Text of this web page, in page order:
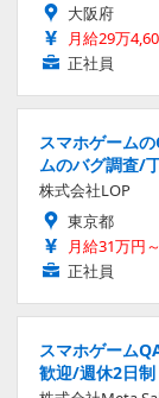
大阪府
月給29万
正社員
スマホゲーム
ムのバグ調査/
株式会社LOP
東京都
月給31万円
正社員
スマホゲーム
歓迎/週休2日制